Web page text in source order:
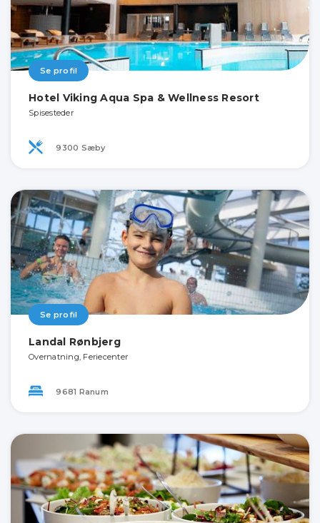
Se profil
Hotel Viking Aqua Spa & Wellness Resort
Spisesteder
9300 Sæby
Se profil
Landal Rønbjerg
Overnatning, Feriecenter
9681 Ranum